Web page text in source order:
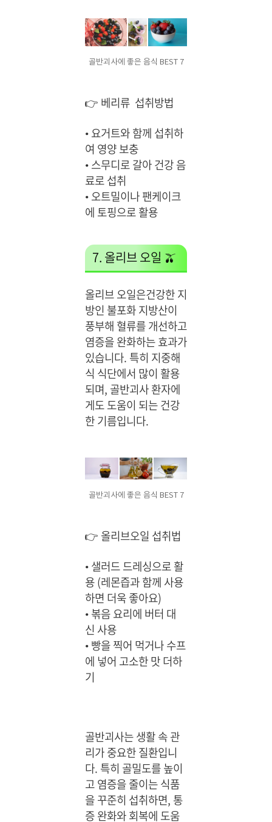
골반괴사에 좋은 음식 BEST 7
👉 베리류 섭취방법
•요거트와 함께 섭취하
여 영양 보충
•스무디로 갈아 건강 음
료로 섭취
•오트밀이나 팬케이크
에 토핑으로 활용
7. 올리브 오일 🫒
올리브 오일은건강한 지
방인 불포화 지방산이
풍부해 혈류를 개선하고
염증을 완화하는 효과가
있습니다. 특히 지중해
식 식단에서 많이 활용
되며, 골반괴사 환자에
게도 도움이 되는 건강
한 기름입니다.
골반괴사에 좋은 음식 BEST 7
👉 올리브오일 섭취법
•샐러드 드레싱으로 활
용 (레몬즙과 함께 사용
하면 더욱 좋아요)
•볶음 요리에 버터 대
신 사용
•빵을 찍어 먹거나 수프
에 넣어 고소한 맛 더하
기
골반괴사는 생활 속 관
리가 중요한 질환입니
다. 특히 골밀도를 높이
고 염증을 줄이는 식품
을 꾸준히 섭취하면, 통
증 완화와 회복에 도움